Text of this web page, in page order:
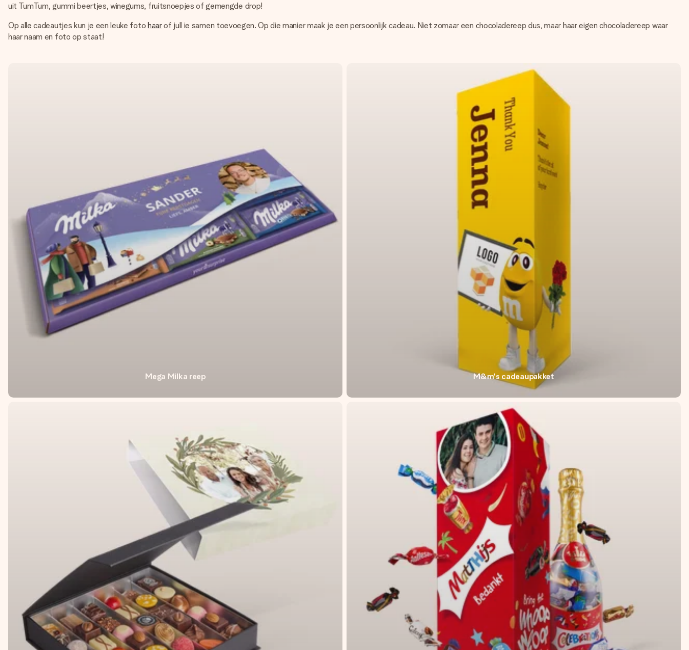
uit TumTum, gummi beertjes, winegums, fruitsnoepjes of gemengde drop!
Op alle cadeautjes kun je een leuke foto haarof jull ie samen toevoegen. Op die manier maak je een persoonlijk cadeau. Niet zomaar een chocoladereep dus, maar haar eigen chocoladereep waar
haar naam en foto op staat!
Mega Milka reep M&m's cadeaupakket